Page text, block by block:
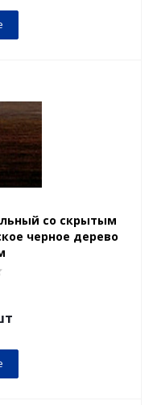
со скрытым
черное дерево